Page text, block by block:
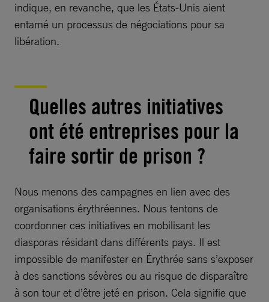
indique, en revanche, que les États-Unis aient
entamé un processus de négociations pour sa
libération.
Quelles autres initiatives
ont été entreprises pour la
faire sortir de prison ?
Nous menons des campagnes en lien avec des
organisations érythréennes. Nous tentons de
coordonner ces initiatives en mobilisant les
diasporas résidant dans différents pays. Il est
impossible de manifester en Érythrée sans s’exposer
à des sanctions sévères ou au risque de disparaître
à son tour et d’être jeté en prison. Cela signifie que